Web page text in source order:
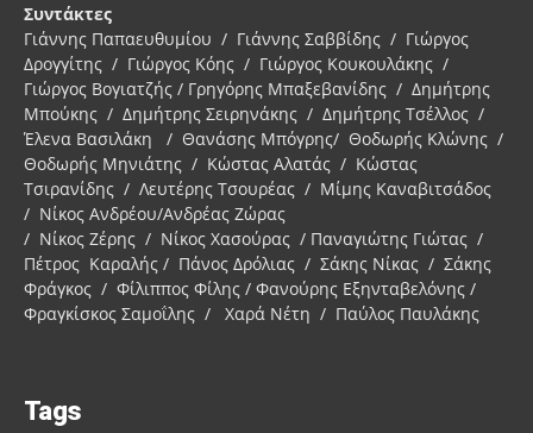
Συντάκτες
Γιάννης Παπαευθυμίου / Γιάννης Σαββίδης / Γιώργος
Δρογγίτης / Γιώργος Κόης / Γιώργος Κουκουλάκης /
Γιώργος Βογιατζής / Γρηγόρης Μπαξεβανίδης / Δημήτρης
Μπούκης / Δημήτρης Σειρηνάκης / Δημήτρης Τσέλλος /
Έλενα Βασιλάκη / Θανάσης Μπόγρης/ Θοδωρής Κλώνης /
Θοδωρής Μηνιάτης / Κώστας Αλατάς / Κώστας
Τσιρανίδης / Λευτέρης Τσουρέας / Μίμης Καναβιτσάδος
/ Νίκος Ανδρέου/Ανδρέας Ζώρας
/ Νίκος Ζέρης / Νίκος Χασούρας / Παναγιώτης Γιώτας /
Πέτρος Καραλής / Πάνος Δρόλιας / Σάκης Νίκας / Σάκης
Φράγκος / Φίλιππος Φίλης / Φανούρης Εξηνταβελόνης /
Φραγκίσκος Σαμοΐλης / Χαρά Νέτη / Παύλος Παυλάκης
Tags